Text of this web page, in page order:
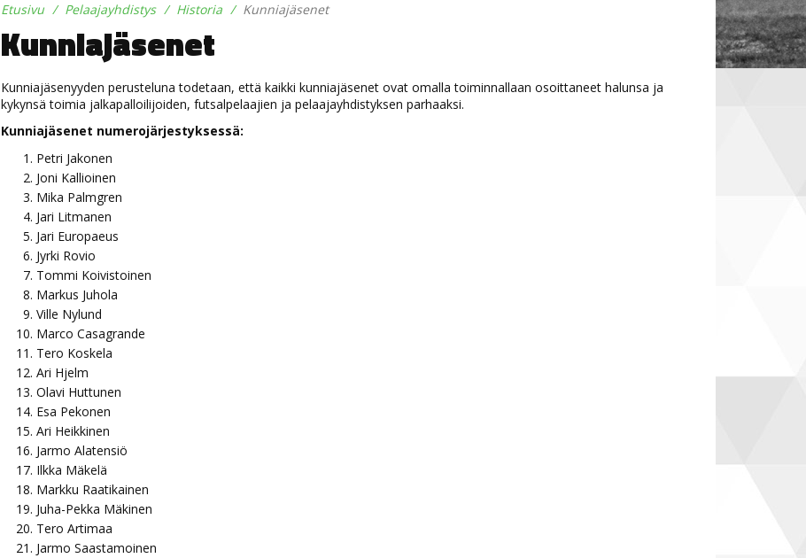
Etusivu Pelaajayhdistys Historia Kunniajäsenet
Kunniajäsenet
Kunniajäsenyyden perusteluna todetaan, että kaikki kunniajäsenet ovat omalla toiminnallaan osoittaneet halunsa ja
kykynsä toimia jalkapalloilijoiden, futsalpelaajien ja pelaajayhdistyksen parhaaksi.
Kunniajäsenet numerojärjestyksessä:
Petri Jakonen
Joni Kallioinen
Mika Palmgren
Jari Litmanen
Jari Europaeus
Jyrki Rovio
Tommi Koivistoinen
Markus Juhola
Ville Nylund
Marco Casagrande
Tero Koskela
Ari Hjelm
Olavi Huttunen
Esa Pekonen
Ari Heikkinen
Jarmo Alatensiö
Ilkka Mäkelä
Markku Raatikainen
Juha-Pekka Mäkinen
Tero Artimaa
Jarmo Saastamoinen